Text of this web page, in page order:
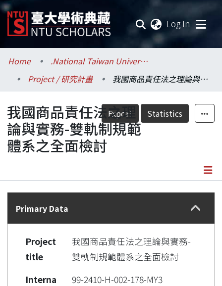
Log In
Communities & Collections
Research Outputs
Fundings & Projects
Researchers
Statistics
Home
.National Taiwan University / 國立臺灣大學
Project / 研究計畫
我國商品責任法之理論與實務-雙軌制規範體系之全面檢討
Export Statistics
我國商品責任法之理
論與實務-雙軌制規範
體系之全面檢討
Details
Primary Data
Project
title
我國商品責任法之理論與實務-
雙軌制規範體系之全面檢討
Interna
99-2410-H-002-178-MY3